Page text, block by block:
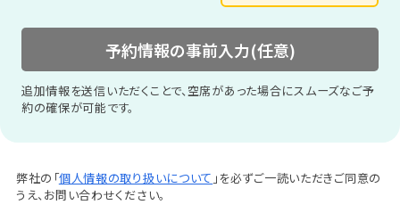
予約情報の事前入力(任意)
追加情報を送信いただくことで、空席があった場合にスムーズなご予
約の確保が可能です。
弊社の「個人情報の取り扱いについて 」を必ずご一読いただきご同意の
うえ、お問い合わせください。